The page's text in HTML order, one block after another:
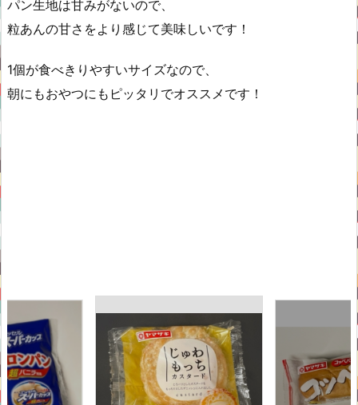
パン生地は甘みがないので、
粒あんの甘さをより感じて美味しいです！
1個が食べきりやすいサイズなので、
朝にもおやつにもピッタリでオススメです！